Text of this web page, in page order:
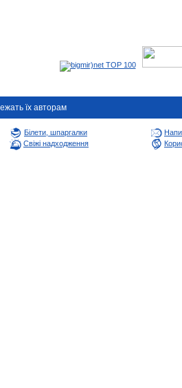
їх авторам
Білети, шпаргалки
Свіжі надходження